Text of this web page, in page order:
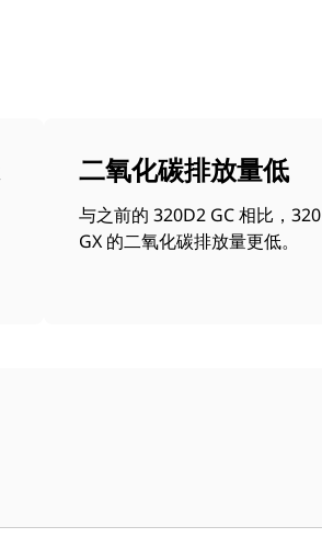
二氧化碳排放量低
与之前的 320D2 GC 相比，320
GX 的二氧化碳排放量更低。